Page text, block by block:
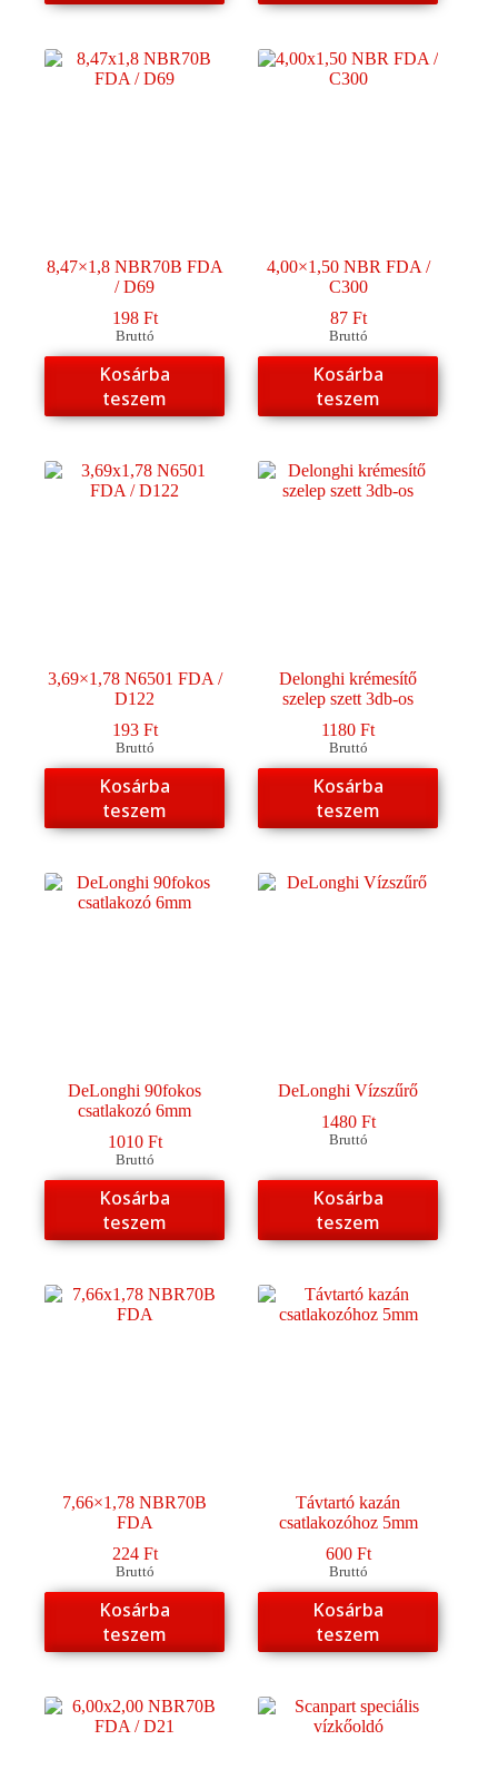
8,47×1,8 NBR70B FDA
/ D69
198 Ft
Bruttó
Kosárba
teszem
4,00×1,50 NBR FDA /
C300
87 Ft
Bruttó
Kosárba
teszem
3,69×1,78 N6501 FDA /
D122
193 Ft
Bruttó
Kosárba
teszem
Delonghi krémesítő
szelep szett 3db-os
1180Ft
Bruttó
Kosárba
teszem
DeLonghi 90fokos
csatlakozó 6mm
1010 Ft
Bruttó
Kosárba
teszem
DeLonghi Vízszűrő
1480 Ft
Bruttó
Kosárba
teszem
7,66×1,78 NBR70B
FDA
224 Ft
Bruttó
Kosárba
teszem
Távtartó kazán
csatlakozóhoz 5mm
600 Ft
Bruttó
Kosárba
teszem